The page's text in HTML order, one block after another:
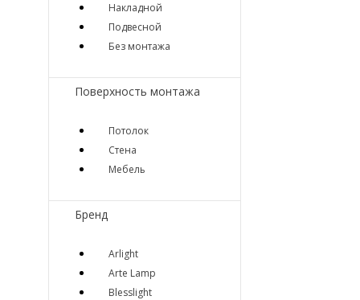
Накладной
Подвесной
Без монтажа
Поверхность монтажа
Потолок
Стена
Мебель
Бренд
Arlight
Arte Lamp
Blesslight